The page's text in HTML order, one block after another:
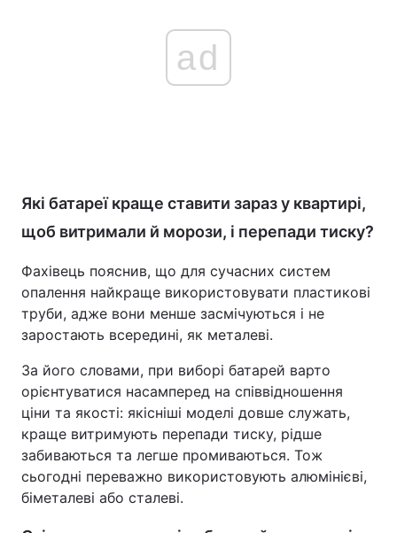
ad
Які батареї краще ставити зараз у квартирі,
щоб витримали й морози, і перепади тиску?
Фахівець пояснив, що для сучасних систем
опалення найкраще використовувати пластикові
труби, адже вони менше засмічуються і не
заростають всередині, як металеві.
За його словами, при виборі батарей варто
орієнтуватися насамперед на співвідношення
ціни та якості: якісніші моделі довше служать,
краще витримують перепади тиску, рідше
забиваються та легше промиваються. Тож
сьогодні переважно використовують алюмінієві,
біметалеві або сталеві.